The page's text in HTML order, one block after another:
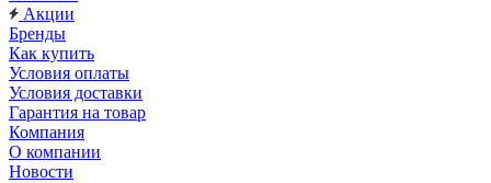
Акции
Бренды
Как купить
Условия оплаты
Условия доставки
Гарантия на товар
Компания
О компании
Новости